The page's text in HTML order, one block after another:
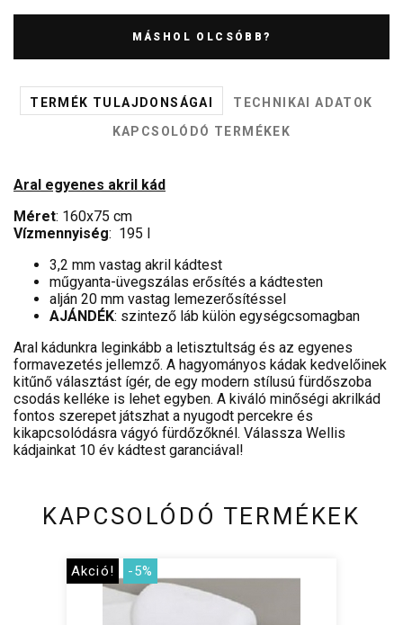
MÁSHOL OLCSÓBB?
TERMÉK TULAJDONSÁGAI
TECHNIKAI ADATOK
KAPCSOLÓDÓ TERMÉKEK
Aral egyenes akril kád
Méret: 160x75 cm
Vízmennyiség: 195 l
3,2 mm vastag akril kádtest
műgyanta-üvegszálas erősítés a kádtesten
alján 20 mm vastag lemezerősítéssel
AJÁNDÉK: szintező láb külön egységcsomagban
Aral kádunkra leginkább a letisztultság és az egyenes
formavezetés jellemző. A hagyományos kádak kedvelőinek
kitűnő választást ígér, de egy modern stílusú fürdőszoba
csodás kelléke is lehet egyben. A kiváló minőségi akrilkád
fontos szerepet játszhat a nyugodt percekre és
kikapcsolódásra vágyó fürdőzőknél. Válassza Wellis
kádjainkat 10 év kádtest garanciával!
KAPCSOLÓDÓ TERMÉKEK
Akció! -5%